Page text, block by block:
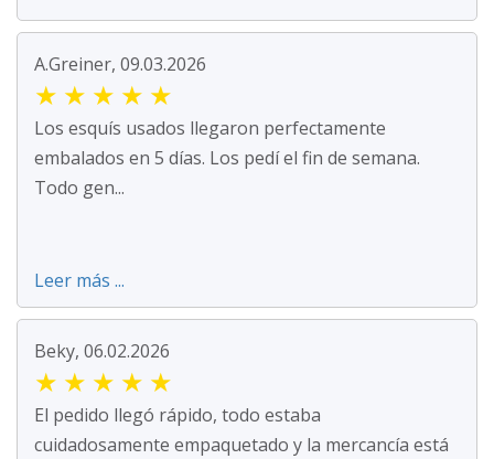
A.Greiner, 09.03.2026
★ ★ ★ ★ ★
Los esquís usados llegaron perfectamente
embalados en 5 días. Los pedí el fin de semana.
Todo gen...
Leer más ...
Beky, 06.02.2026
★ ★ ★ ★ ★
El pedido llegó rápido, todo estaba
cuidadosamente empaquetado y la mercancía está